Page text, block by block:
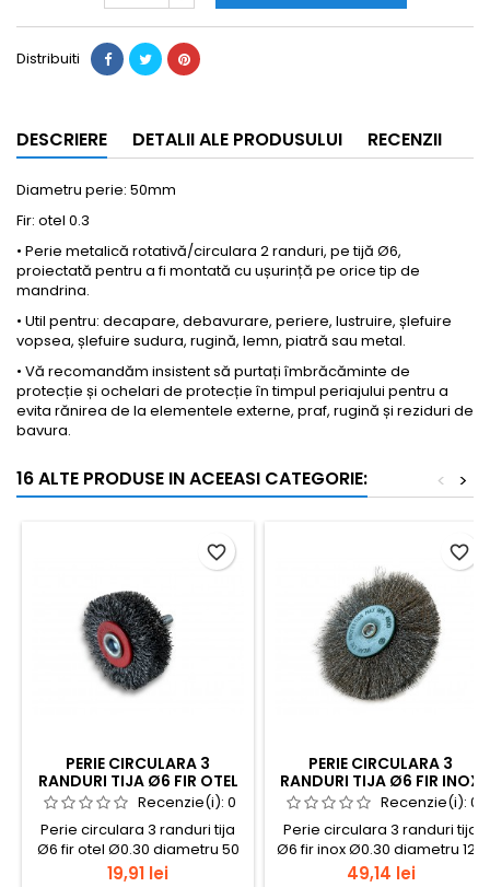
Distribuiti
DESCRIERE DETALII ALE PRODUSULUI RECENZII
Diametru perie: 50mm
Fir: otel 0.3
• Perie metalică rotativă/circulara 2 randuri, pe tijă Ø6,
proiectată pentru a fi montată cu ușurință pe orice tip de
mandrina.
• Util pentru: decapare, debavurare, periere, lustruire, șlefuire
vopsea, șlefuire sudura, rugină, lemn, piatră sau metal.
• Vă recomandăm insistent să purtați îmbrăcăminte de
protecție și ochelari de protecție în timpul periajului pentru a
evita rănirea de la elementele externe, praf, rugină și reziduri de
bavura.
16 ALTE PRODUSE IN ACEEASI CATEGORIE: >
<
PERIE CIRCULARA 3
RANDURI TIJA Ø6 FIR OTEL
Ø0.30 DIAMETRU 50 MM
Recenzie(i): 0
Perie circulara 3 randuri tija
Ø6 fir otel Ø0.30 diametru 50
mm
Pret
19,91 lei
favorite_border
PERIE CIRCULARA 3
RANDURI TIJA Ø6 FIR INOX
Ø0.30 DIAMETRU 125 MM
Recenzie(i): 0
Perie circulara 3 randuri tija
Ø6 fir inox Ø0.30 diametru 125
mm
Pret
49,14 lei
favorite_border